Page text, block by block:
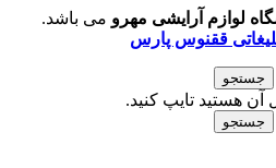
لوازم آرایشی مهرو می باشد.
ققنوس پارس
جستجو
آن هستید تایپ کنید.
جستجو